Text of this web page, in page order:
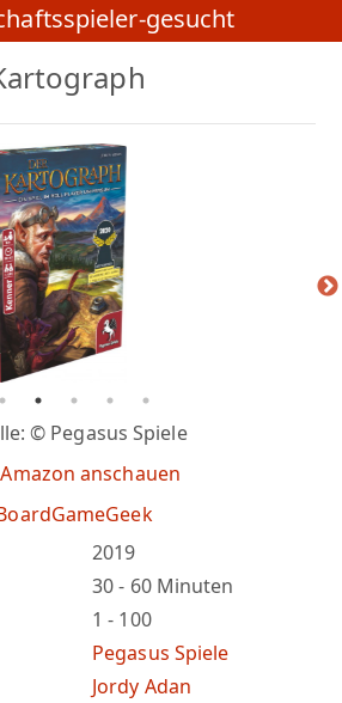
gesucht
2019
30 - 60 Minuten
1 - 100
Pegasus Spiele
Jordy Adan
© Pegasus Spiele
anschauen